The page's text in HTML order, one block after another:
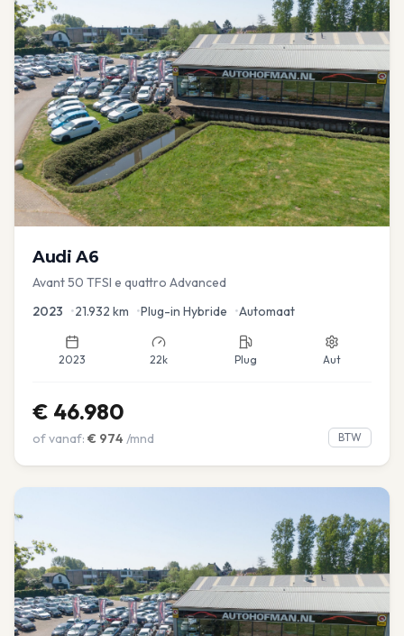
Audi A6
Avant 50 TFSI e quattro Advanced
2023 •21.932 km •Plug-in Hybride •Automaat
2023 22k Plug Aut
€ 46.980
of vanaf: € 974 /mnd BTW